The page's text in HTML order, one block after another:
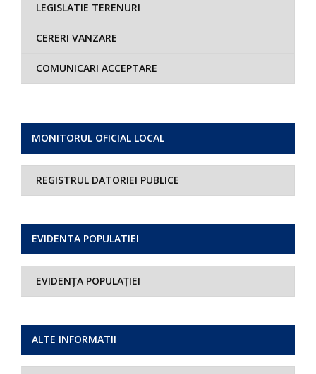
MONITORUL OFICIAL LOCAL
REGISTRUL DATORIEI PUBLICE
EVIDENTA POPULATIEI
EVIDENȚA POPULAȚIEI
ALTE INFORMATII
LEGISLATIE TERENURI
CERERI VANZARE
COMUNICARI ACCEPTARE